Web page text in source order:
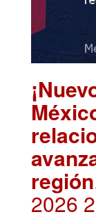
región
2026